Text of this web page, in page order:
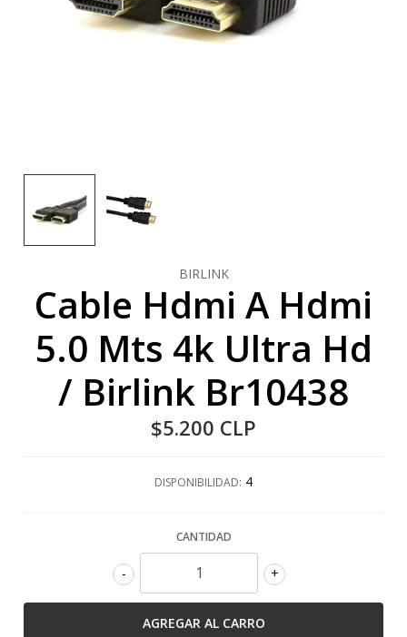
BIRLINK
Cable Hdmi A Hdmi
5.0 Mts 4k Ultra Hd
/ Birlink Br10438
$5.200 CLP
DISPONIBILIDAD: 4
CANTIDAD
+
-